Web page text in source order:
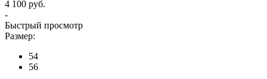
4 100 руб.
-
Быстрый просмотр
Размер:
54
56